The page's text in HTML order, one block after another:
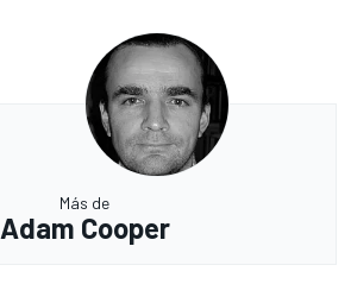
Más de
Adam Cooper